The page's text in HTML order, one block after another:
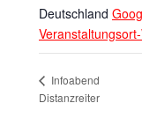
Deutschland
Infoabend
Distanzreiter